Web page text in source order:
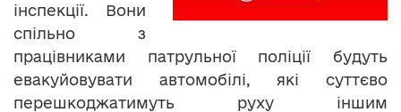
інспекції. Вони
спільно з
працівниками патрульної поліції будуть
евакуйовувати автомобілі, які суттєво
перешкоджатимуть руху іншим